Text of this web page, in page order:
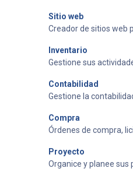
Sitio web
Creador de sitios web
Inventario
Gestione sus
Contabilidad
Gestione la
Compra
Órdenes de compra,
Proyecto
Organice y planee sus